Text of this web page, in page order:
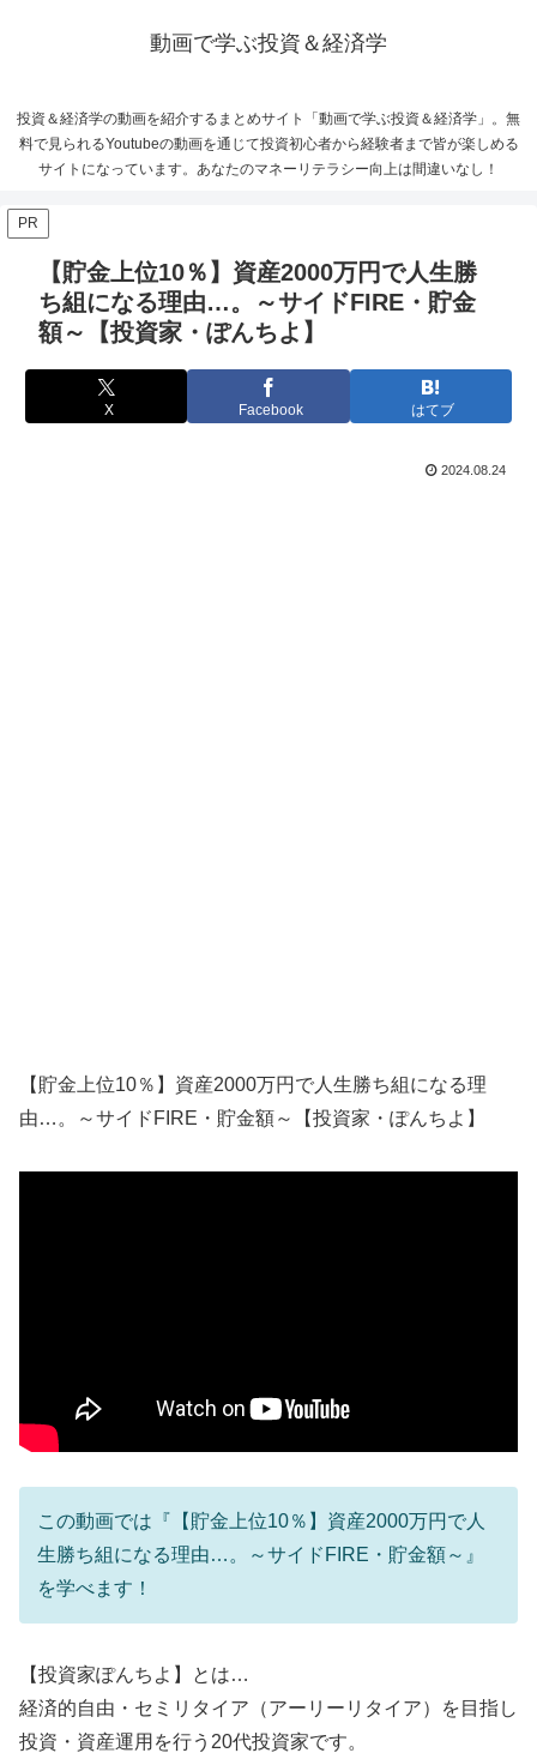
動画で学ぶ投資＆経済学
投資＆経済学の動画を紹介するまとめサイト「動画で学ぶ投資＆経済学」。無
料で見られるYoutubeの動画を通じて投資初心者から経験者まで皆が楽しめる
サイトになっています。あなたのマネーリテラシー向上は間違いなし！
PR
【貯金上位10％】資産2000万円で人生勝
ち組になる理由…。～サイドFIRE・貯金
額～【投資家・ぽんちよ】
X Facebook はてブ
2024.08.24
【貯金上位10％】資産2000万円で人生勝ち組になる理
由…。～サイドFIRE・貯金額～【投資家・ぽんちよ】
この動画では『【貯金上位10％】資産2000万円で人
生勝ち組になる理由…。～サイドFIRE・貯金額～』
を学べます！
【投資家ぽんちよ】とは…
経済的自由・セミリタイア（アーリーリタイア）を目指し
投資・資産運用を行う20代投資家です。